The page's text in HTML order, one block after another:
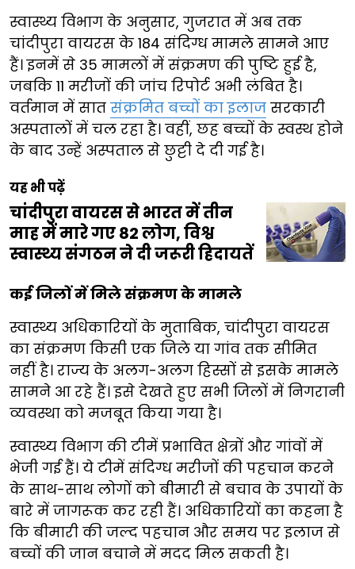
स्वास्थ्य विभाग के अनुसार, गुजरात में अब तक
चांदीपुरा वायरस के 184 संदिग्ध मामले सामने आए
हैं। इनमें से 35 मामलों में संक्रमण की पुष्टि हुई है,
जबकि 11 मरीजों की जांच रिपोर्ट अभी लंबित है।
वर्तमान में सात संक्रमित बच्चों का इलाज सरकारी
अस्पतालों में चल रहा है। वहीं, छह बच्चों के स्वस्थ होने
के बाद उन्हें अस्पताल से छुट्टी दे दी गई है।
यह भी पढ़ें
चांदीपुरा वायरस से भारत में तीन
माह में मारे गए 82 लोग, विश्व
स्वास्थ्य संगठन ने दी जरूरी हिदायतें
कई जिलों में मिले संक्रमण के मामले
स्वास्थ्य अधिकारियों के मुताबिक, चांदीपुरा वायरस
का संक्रमण किसी एक जिले या गांव तक सीमित
नहीं है। राज्य के अलग-अलग हिस्सों से इसके मामले
सामने आ रहे हैं। इसे देखते हुए सभी जिलों में निगरानी
व्यवस्था को मजबूत किया गया है।
स्वास्थ्य विभाग की टीमें प्रभावित क्षेत्रों और गांवों में
भेजी गई हैं। ये टीमें संदिग्ध मरीजों की पहचान करने
के साथ-साथ लोगों को बीमारी से बचाव के उपायों के
बारे में जागरूक कर रही हैं। अधिकारियों का कहना है
कि बीमारी की जल्द पहचान और समय पर इलाज से
बच्चों की जान बचाने में मदद मिल सकती है।